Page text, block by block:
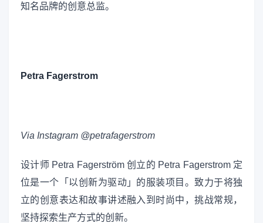
知名品牌的创意总监。
Petra Fagerstrom
Via Instagram @petrafagerstrom
设计师 Petra Fagerström 创立的 Petra Fagerstrom 定
位是一个「以创新为驱动」的服装项目。致力于将独
立的创意表达和故事讲述融入到时尚中，挑战常规，
坚持探索生产方式的创新。